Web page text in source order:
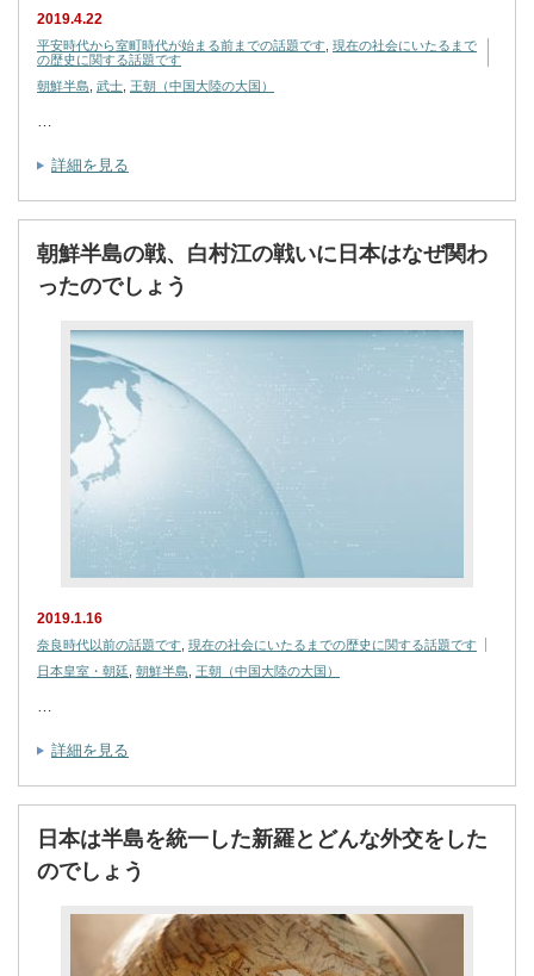
2019.4.22
平安時代から室町時代が始まる前までの話題です 現在の社会にいたるまで
の歴史に関する話題です
朝鮮半島 武士 王朝（中国大陸の大国）
…
詳細を見る
朝鮮半島の戦、白村江の戦いに日本はなぜ関わ
ったのでしょう
2019.1.16
奈良時代以前の話題です 現在の社会にいたるまでの歴史に関する話題です
日本皇室・朝廷 朝鮮半島 王朝（中国大陸の大国）
詳細を見る
日本は半島を統一した新羅とどんな外交をした
のでしょう